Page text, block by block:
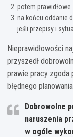
potem
na końcu oddanie
jeśli przepisy i
Nieprawidłowości
przyszedł
prawie pracy zgoda
błędnego
Dobrowolne
naruszenia
w ogóle